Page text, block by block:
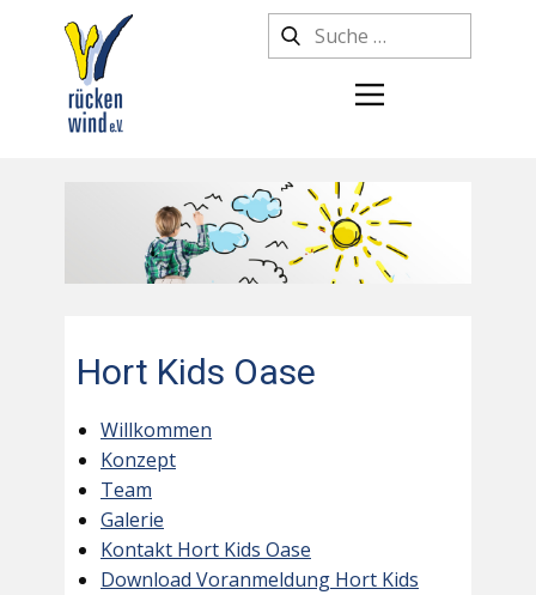
Hort Kids Oase
Willkommen
Konzept
Team
Galerie
Kontakt Hort Kids Oase
Download Voranmeldung Hort Kids